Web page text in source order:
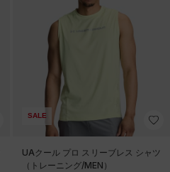
SALE
UAクール プロ スリーブレス シャツ
（トレーニング/MEN）